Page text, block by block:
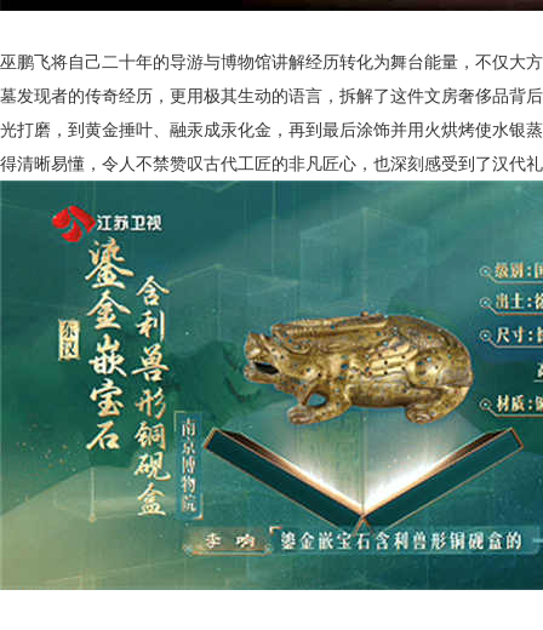
巫鹏飞将自己二十年的导游与博物馆讲解经历转化为舞台能量，不仅大
墓发现者的传奇经历，更用极其生动的语言，拆解了这件文房奢侈品背
光打磨，到黄金捶叶、融汞成汞化金，再到最后涂饰并用火烘烤使水银
得清晰易懂，令人不禁赞叹古代工匠的非凡匠心，也深刻感受到了汉代